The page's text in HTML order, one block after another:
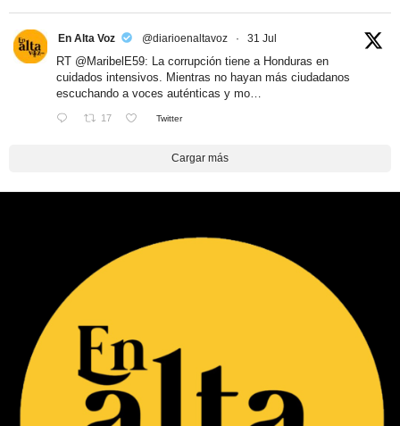
En Alta Voz @diarioenaltavoz · 31 Jul
RT @MaribelE59: La corrupción tiene a Honduras en
cuidados intensivos. Mientras no hayan más ciudadanos
escuchando a voces auténticas y mo…
17 Twitter
Cargar más